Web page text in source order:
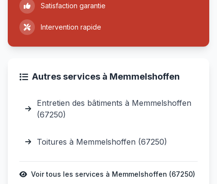
Satisfaction garantie
Intervention rapide
Autres services à Memmelshoffen
Entretien des bâtiments à Memmelshoffen
(67250)
Toitures à Memmelshoffen (67250)
Voir tous les services à Memmelshoffen (67250)